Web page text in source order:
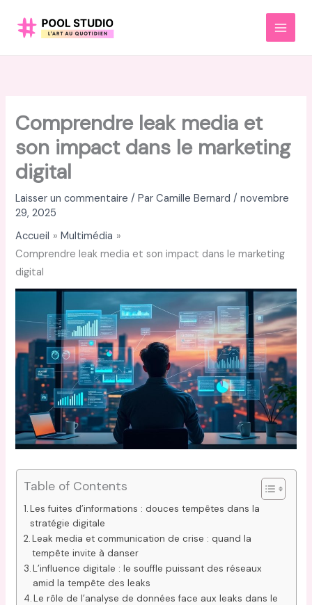
MAIN
Comprendre leak media et
son impact dans le marketing
digital
Laisser un commentaire / ParCamille Bernard/novembre
29, 2025
Accueil
Multimédia
Comprendre leak media et son impact dans le marketing
digital
Table of Contents
Les fuites d’informations : douces tempêtes dans la
stratégie digitale
Leak media et communication de crise : quand la
tempête invite à danser
L’influence digitale : le souffle puissant des réseaux
amid la tempête des leaks
Le rôle de l’analyse de données face aux leaks dans le